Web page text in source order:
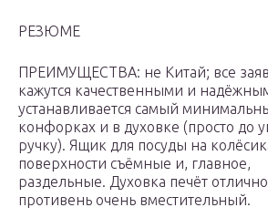
РЕЗЮМЕ
ПРЕИМУЩЕСТВА: не Китай; все
кажутся качественными и
устанавливается самый
конфорках и в духовке (просто до
ручку). Ящик для посуды на
поверхности съёмные и, главное,
раздельные. Духовка печёт
противень очень вместительный.